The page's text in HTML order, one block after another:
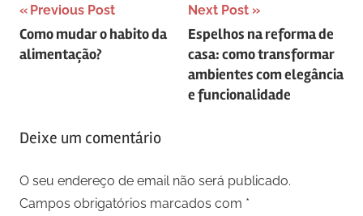
Navegação
de
Previous Post
Como mudar o habito da
alimentação?
Next Post
Espelhos na reforma de
casa: como transformar
ambientes com elegância
e funcionalidade
Deixe um comentário
O seu endereço de email não será publicado.
Campos obrigatórios marcados com *